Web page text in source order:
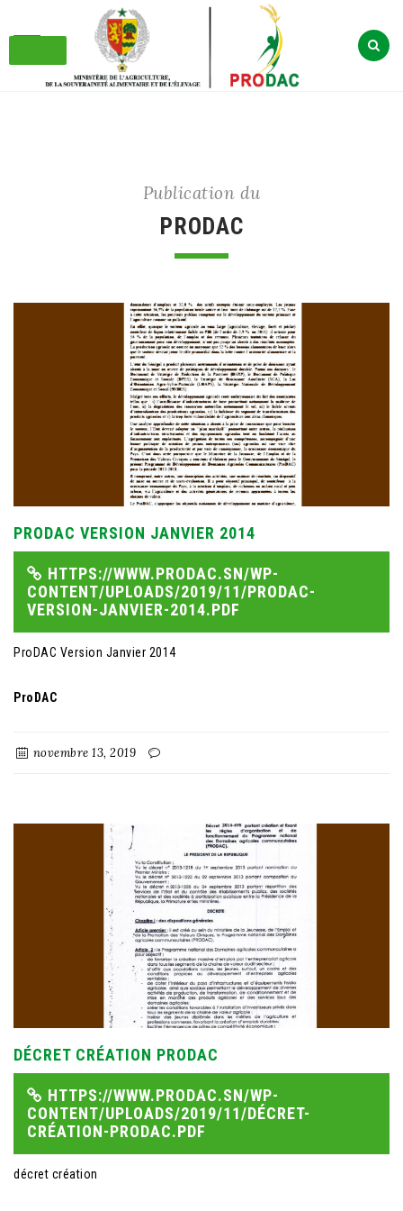
Publication du
PRODAC
PRODAC VERSION JANVIER 2014
HTTPS://WWW.PRODAC.SN/WP-
CONTENT/UPLOADS/2019/11/PRODAC-
VERSION-JANVIER-2014.PDF
ProDAC Version Janvier 2014
ProDAC
novembre 13, 2019
DÉCRET CRÉATION PRODAC
HTTPS://WWW.PRODAC.SN/WP-
CONTENT/UPLOADS/2019/11/DÉCRET-
CRÉATION-PRODAC.PDF
décret création